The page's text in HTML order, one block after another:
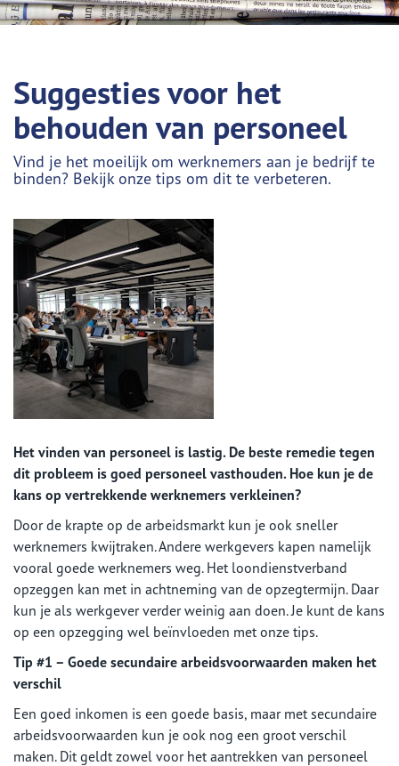
Suggesties voor het
behouden van personeel
Vind je het moeilijk om werknemers aan je bedrijf te
binden? Bekijk onze tips om dit te verbeteren.
Het vinden van personeel is lastig. De beste remedie tegen
dit probleem is goed personeel vasthouden. Hoe kun je de
kans op vertrekkende werknemers verkleinen?
Door de krapte op de arbeidsmarkt kun je ook sneller
werknemers kwijtraken. Andere werkgevers kapen namelijk
vooral goede werknemers weg. Het loondienstverband
opzeggen kan met in achtneming van de opzegtermijn. Daar
kun je als werkgever verder weinig aan doen. Je kunt de kans
op een opzegging wel beïnvloeden met onze tips.
Tip #1 – Goede secundaire arbeidsvoorwaarden maken het
verschil
Een goed inkomen is een goede basis, maar met secundaire
arbeidsvoorwaarden kun je ook nog een groot verschil
maken. Dit geldt zowel voor het aantrekken van personeel